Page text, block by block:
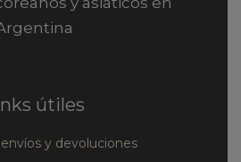
útiles
y devoluciones